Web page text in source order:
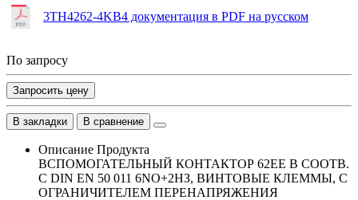
3TH4262-4KB4 документация в PDF на русском
По запросу
Запросить цену
В закладки В сравнение
Описание Продукта
ВСПОМОГАТЕЛЬНЫЙ КОНТАКТОР 62EE В СООТВ.
С DIN EN 50 011 6NO+2НЗ, ВИНТОВЫЕ КЛЕММЫ, С
ОГРАНИЧИТЕЛЕМ ПЕРЕНАПРЯЖЕНИЯ